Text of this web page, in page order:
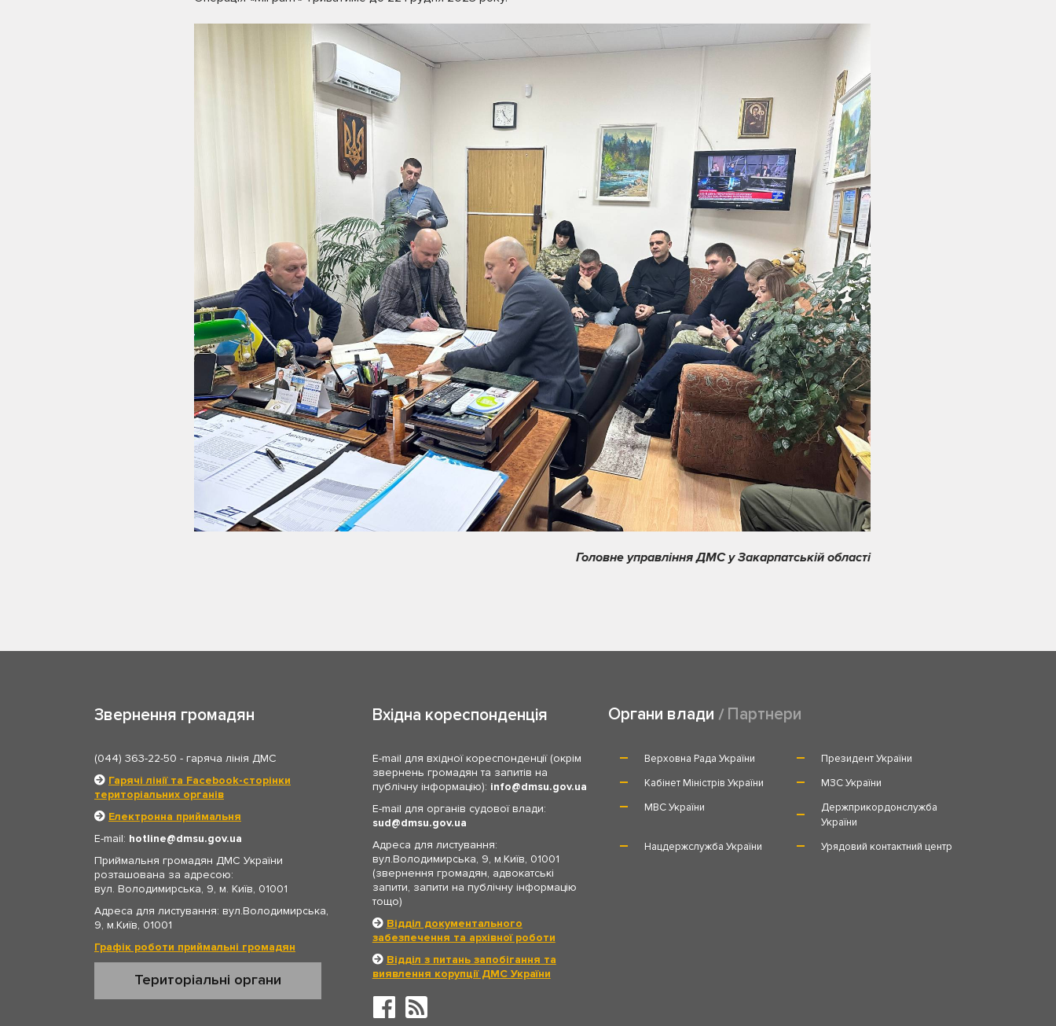
Головне управління ДМС у Закарпатській області
Звернення громадян
(044) 363-22-50 - гаряча лінія ДМС
Гарячі лінії та Facebook-сторінки
територіальних органів
Електронна приймальня
E-mail: hotline
dmsu.gov.ua
Приймальня громадян ДМС України
розташована за адресою:
вул. Володимирська, 9, м. Київ, 01001
Адреса для листування: вул.Володимирська,
9, м.Київ, 01001
Графік роботи приймальні громадян
Територіальні органи
Вхідна кореспонденція
E-mail для вхідної кореспонденції (окрім
звернень громадян та запитів на
публічну інформацію): info
dmsu.gov.ua
E-mail для органів судової влади:
sud
dmsu.gov.ua
Адреса для листування:
вул.Володимирська, 9, м.Київ, 01001
(звернення громадян, адвокатські
запити, запити на публічну інформацію
тощо)
Відділ документального
забезпечення та архівної роботи
Відділ з питань запобігання та
виявлення корупції ДМС України
Органи влади Партнери
Верховна Рада України
Президент України
Кабінет Міністрів України
МЗС України
МВС України
Держприкордонслужба
України
Нацдержслужба України
Урядовий контактний центр